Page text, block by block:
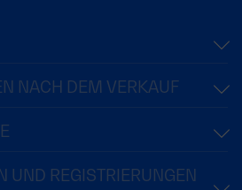
NACH DEM VERKAUF
UND REGISTRIERUNGEN